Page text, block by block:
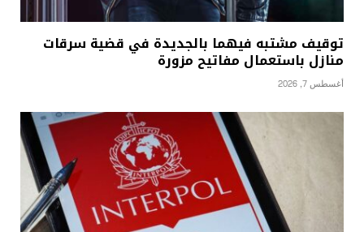
توقيف مشتبه فيهما بالجديدة في قضية سرقات
منازل باستعمال مفاتيح مزورة
أغسطس 7, 2026